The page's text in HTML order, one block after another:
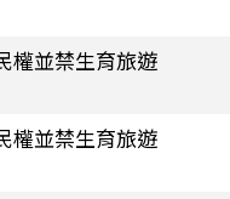
權並禁生育旅遊
權並禁生育旅遊